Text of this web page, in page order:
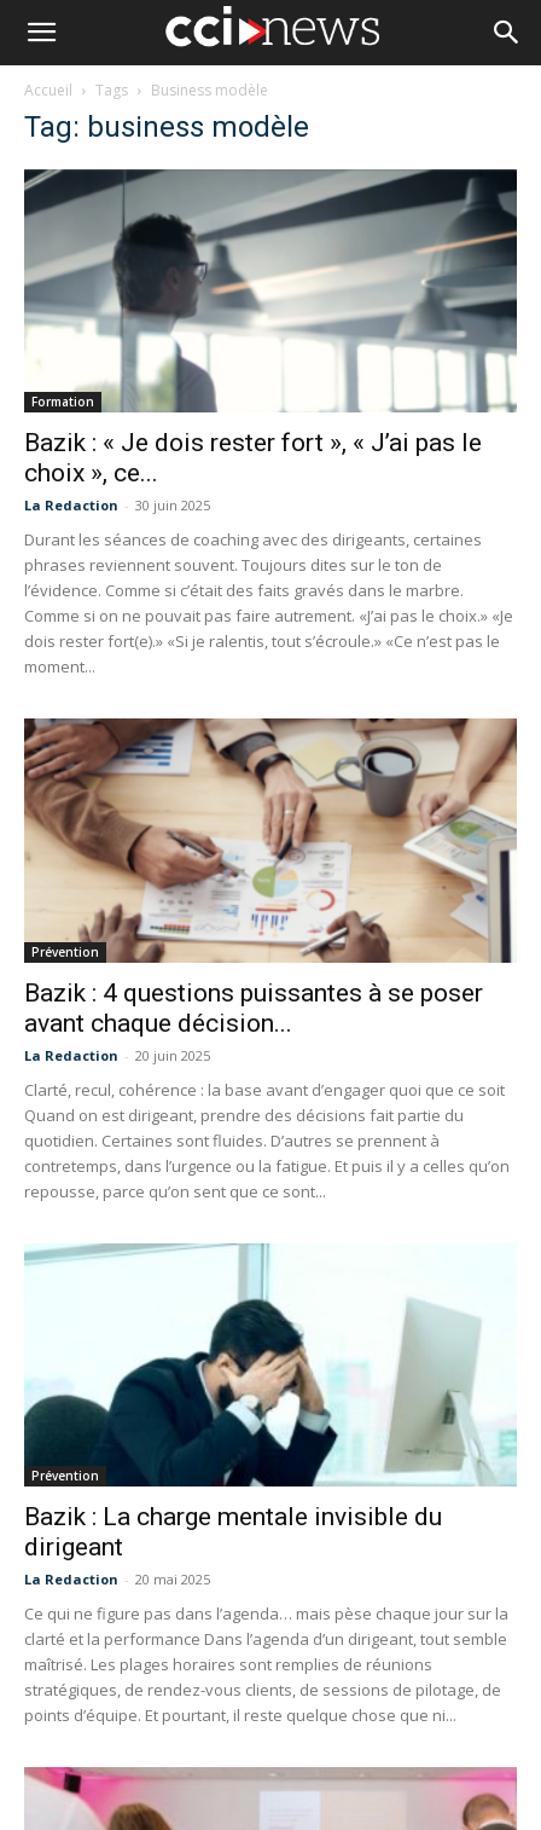
Accueil Tags Business modèle
Tag: business modèle
Formation
Bazik : « Je dois rester fort », « J’ai pas le
choix », ce...
La Redaction - 30 juin 2025
Durant les séances de coaching avec des dirigeants, certaines
phrases reviennent souvent. Toujours dites sur le ton de
l’évidence. Comme si c’était des faits gravés dans le marbre.
Comme si on ne pouvait pas faire autrement. «J’ai pas le choix.» «Je
dois rester fort(e).» «Si je ralentis, tout s’écroule.» «Ce n’est pas le
moment...
Prévention
Bazik : 4 questions puissantes à se poser
avant chaque décision...
La Redaction - 20 juin 2025
Clarté, recul, cohérence : la base avant d’engager quoi que ce soit
Quand on est dirigeant, prendre des décisions fait partie du
quotidien. Certaines sont fluides. D’autres se prennent à
contretemps, dans l’urgence ou la fatigue. Et puis il y a celles qu’on
repousse, parce qu’on sent que ce sont...
Prévention
Bazik : La charge mentale invisible du
dirigeant
La Redaction - 20 mai 2025
Ce qui ne figure pas dans l’agenda… mais pèse chaque jour sur la
clarté et la performance Dans l’agenda d’un dirigeant, tout semble
maîtrisé. Les plages horaires sont remplies de réunions
stratégiques, de rendez-vous clients, de sessions de pilotage, de
points d’équipe. Et pourtant, il reste quelque chose que ni...